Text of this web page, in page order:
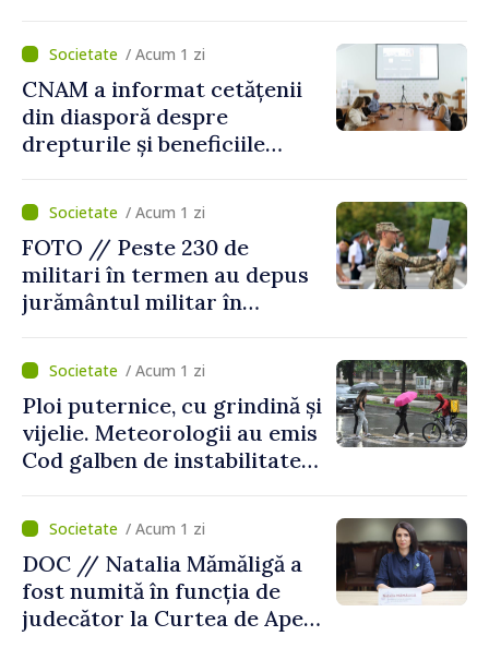
/ Acum 1 zi
CNAM a informat cetățenii
din diasporă despre
drepturile și beneficiile
/ Acum 1 zi
FOTO // Peste 230 de
militari în termen au depus
jurământul militar în
/ Acum 1 zi
Ploi puternice, cu grindină și
vijelie. Meteorologii au emis
Cod galben de instabilitate
/ Acum 1 zi
DOC // Natalia Mămăligă a
fost numită în funcția de
judecător la Curtea de Apel